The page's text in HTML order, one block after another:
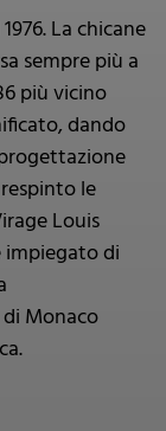
La chicane
sempre più a
più vicino
dando
le
Louis
impiegato di
Monaco